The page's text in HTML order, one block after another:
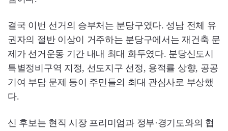
결국 이번 선거의 승부처는 분당구였다. 성남 전체 유
권자의 절반 이상이 거주하는 분당구에서는 재건축 문
제가 선거운동 기간 내내 최대 화두였다. 분당신도시
특별정비구역 지정, 선도지구 선정, 용적률 상향, 공공
기여 부담 문제 등이 주민들의 최대 관심사로 부상했
다.
신 후보는 현직 시장 프리미엄과 정부·경기도와의 협